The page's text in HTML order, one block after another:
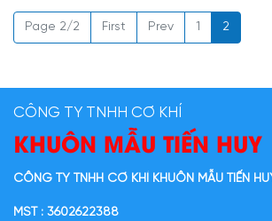
Page 2/2 First Prev 1 2
CÔNG TY TNHH CƠ KHÍ
KHUÔN MẪU TIẾN HUY
CÔNG TY TNHH CƠ KHÍ KHUÔN MẪU TIẾN
MST : 3602622388